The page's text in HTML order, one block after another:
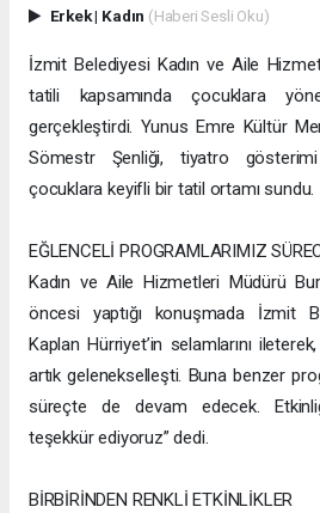
Erkek| Kadın (Haberi Sesli Oku)
İzmit Belediyesi Kadın ve Aile
tatili kapsamında çocuklara
gerçekleştirdi. Yunus Emre Kültür
Sömestr Şenliği, tiyatro
çocuklara keyifli bir tatil ortamı sundu.
EĞLENCELİ PROGRAMLARIMIZ
Kadın ve Aile Hizmetleri Müdürü
öncesi yaptığı konuşmada İzmit
Kaplan Hürriyet’in selamlarını
artık gelenekselleşti. Buna benzer
süreçte de devam edecek.
teşekkür ediyoruz” dedi.
BİRBİRİNDEN RENKLİ ETKİNLİKLER